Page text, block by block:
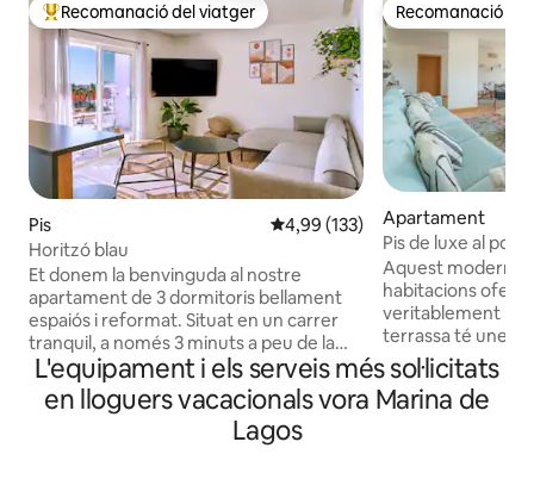
Principals recomanacions dels viatgers
Recomanació del viatger
Pis 4,99 de puntuació mitjana d'un
4,99 (133)
Horitzó blau
Et donem la benvinguda al nostre
apartament de 3 dormitoris bellament
espaiós i reformat. Situat en un carrer
tranquil, a només 3 minuts a peu de la
ciutat antiga i del port esportiu, el nostre
apartament ofereix l'entorn perfecte
per a unes vacances inoblidables a
Lagos. Amb la màxima atenció a la
Recomanació
Recomanació
Apartament
Pis de luxe al port
de SunStays
Aquest modern
habitacions
veritablement
terrassa té unes
de la Marina i la
dormitoris, així
d'estar i la cuina,
L'equipament i els serveis més sol·licitats
en lloguers vacacionals vora Marina de
Lagos